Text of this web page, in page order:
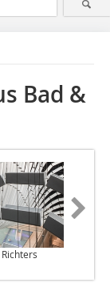
Bad &